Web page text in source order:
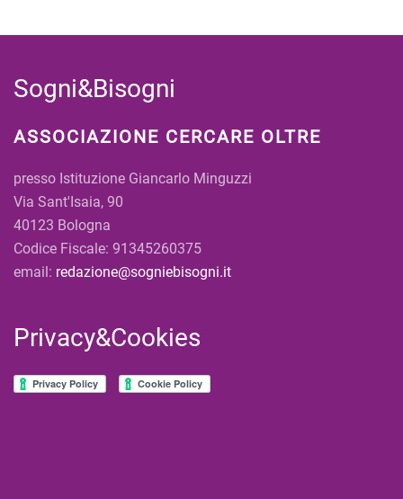
Sogni&Bisogni
ASSOCIAZIONE CERCARE OLTRE
presso Istituzione Giancarlo Minguzzi
Via Sant'Isaia, 90
40123 Bologna
Codice Fiscale: 91345260375
email: redazione@sogniebisogni.it
Privacy&Cookies